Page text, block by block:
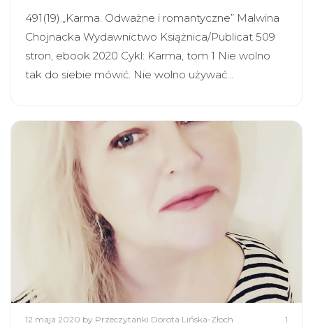
491(19).„Karma. Odważne i romantyczne” Malwina
Chojnacka Wydawnictwo Książnica/Publicat 509
stron, ebook 2020 Cykl: Karma, tom 1 Nie wolno
tak do siebie mówić. Nie wolno używać…
12 maja 2020 by Przeczytanki Dorota Lińska-Złoch 1